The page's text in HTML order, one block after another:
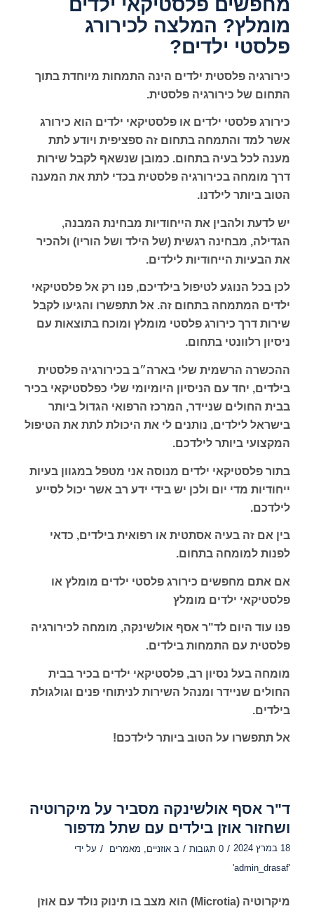
מחפשים פלסטיקאי ילדים
מומלץ? המלצה לכירורג
פלסטי ילדים?
כירורגיה פלסטית ילדים הינה התמחות מיוחדת בתוך
התחום של כירורגיה פלסטית.
כירורג פלסטי ילדים או פלסטיקאי ילדים הוא כירורג
אשר למד והתמחה בתחום זה ספציפית ויודע לתת
מענה לכל בעיה בתחום. כמובן שנשאף לקבל שירות
דרך מומחה בכירורגיה פלסטית בכדי לתת את המענה
הטוב ביותר לילדנו.
יש לדעת ולהבין את הייחודיות מבחינת המבנה,
הגדילה, מבחינה רגשית (של הילד ושל הוריו) ולהכיר
את הבעיות הייחודיות לילדים.
לכן בכל הנוגע לטיפול בילדיכם, פנו רק אל פלסטיקאי
ילדים המתמחה בתחום זה. אל תתפשרו והגיעו לקבל
שירות דרך כירורג פלסטי מומלץ ומוכח בתוצאות עם
ניסיון רלוונטי בתחום.
ההכשרה הרשמית שלי בארה״ב בכירורגיה פלסטית
בילדים, יחד עם הניסיון היומיומי שלי כפלסטיקאי בכיר
בבית החולים שניידר, המרכז הרפואי הגדול ביותר
בישראל לילדים, נותנים לי את היכולת לתת את הטיפול
המקצועי ביותר לילדכם.
בתור פלסטיקאי ילדים מנוסה אני מטפל במגוון בעיות
ייחודיות מדי יום ולכן יש בידי ידע רב אשר יכול לסייע
לילדכם.
בין אם זה בעיה אסתטית או רפואית בילדים, כדאי
לפנות למומחה בתחום.
אם אתם מחפשים כירורג פלסטי ילדים מומלץ או
פלסטיקאי ילדים מומלץ
פנו עוד היום לד"ר אסף אולשינקה, מומחה לכירורגיה
פלסטית עם התמחות בילדים.
מומחה בעל נסיון רב, פלסטיקאי ילדים בכיר בבית
החולים שניידר ומנהל השירות לניתוחי פנים וגולגולת
בילדים.
אל תתפשרו על הטוב ביותר לילדכם!
ד"ר אסף אולשינקה מסביר על מיקרוטיה
ושחזור אוזן בילדים עם שתל מדפור
18 במרץ 2024 / 0 תגובות / ב אוזניים, מאמרים / על ידי
'admin_drasaf'
מיקרוטיה (Microtia) הוא מצב בו תינוק נולד עם אוזן